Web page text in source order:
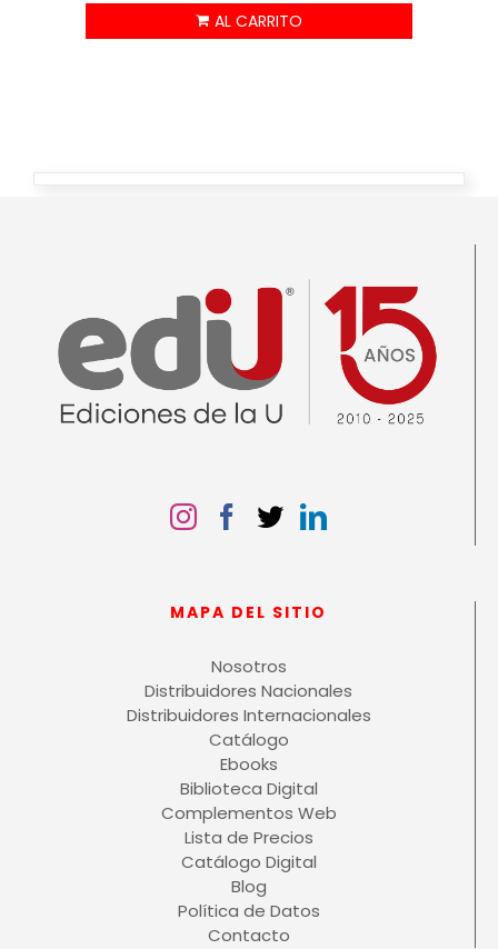
MAPA DEL SITIO
Nosotros
Distribuidores Nacionales
Distribuidores Internacionales
Catálogo
Ebooks
Biblioteca Digital
Complementos Web
Lista de Precios
Catálogo Digital
Blog
Política de Datos
Contacto